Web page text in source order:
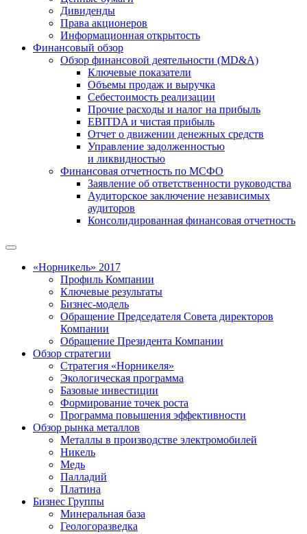
Дивиденды
Права акционеров
Информационная открытость
Финансовый обзор
Обзор финансовой деятельности (MD&A)
Ключевые показатели
Объемы продаж и выручка
Себестоимость реализации
Прочие расходы и налог на прибыль
EBITDA и чистая прибыль
Отчет о движении денежных средств
Управление задолженностью
и ликвидностью
Финансовая отчетность по МСФО
Заявление об ответственности руководства
Аудиторское заключение независимых
аудиторов
Консолидированная финансовая отчетность
«Норникель» 2017
Профиль Компании
Ключевые результаты
Бизнес-модель
Обращение Председателя Совета директоров
Компании
Обращение Президента Компании
Обзор стратегии
Стратегия «Норникеля»
Экологическая программа
Базовые инвестиции
Формирование точек роста
Программа повышения эффективности
Обзор рынка металлов
Металлы в производстве электромобилей
Никель
Медь
Палладий
Платина
Бизнес Группы
Минеральная база
Геологоразведка